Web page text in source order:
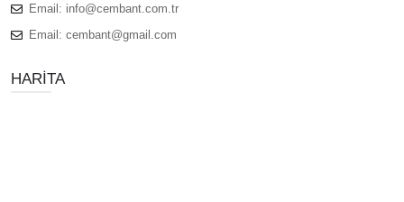
Email: info@cembant.com.tr
Email: cembant@gmail.com
HARITA